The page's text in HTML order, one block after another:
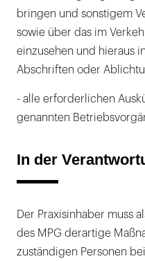
bringen und sonstigem
sowie über das im
einzusehen und hieraus
Abschriften oder
- alle erforderlichen
genannten
In der
Der Praxisinhaber muss
des MPG derartige
zuständigen Personen